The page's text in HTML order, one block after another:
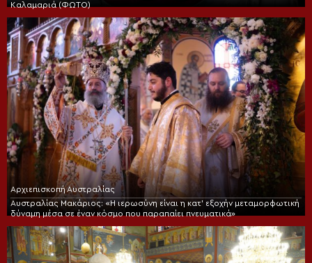
Καλαμαριά (ΦΩΤΟ)
Αρχιεπισκοπή Αυστραλίας
Αυστραλίας Μακάριος: «Η ιερωσύνη είναι η κατ’ εξοχήν μεταμορφωτική
δύναμη μέσα σε έναν κόσμο που παραπαίει πνευματικά»